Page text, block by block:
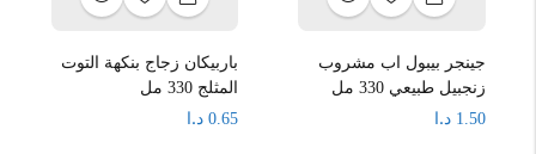
جينجر بيبول اب مشروب
زنجبيل طبيعي 330 مل
1.50 د.ا
باربيكان زجاج بنكهة التوت
المثلج 330 مل
0.65 د.ا